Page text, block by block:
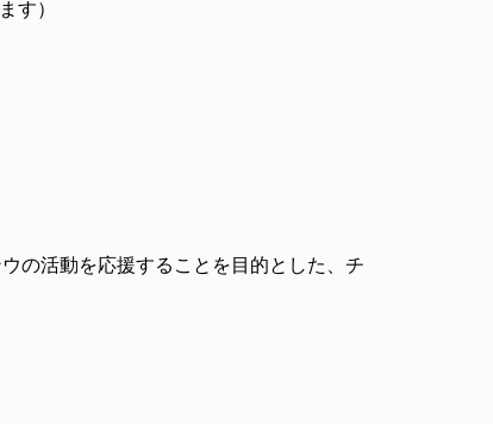
す）
の活動を応援することを目的とした、チ